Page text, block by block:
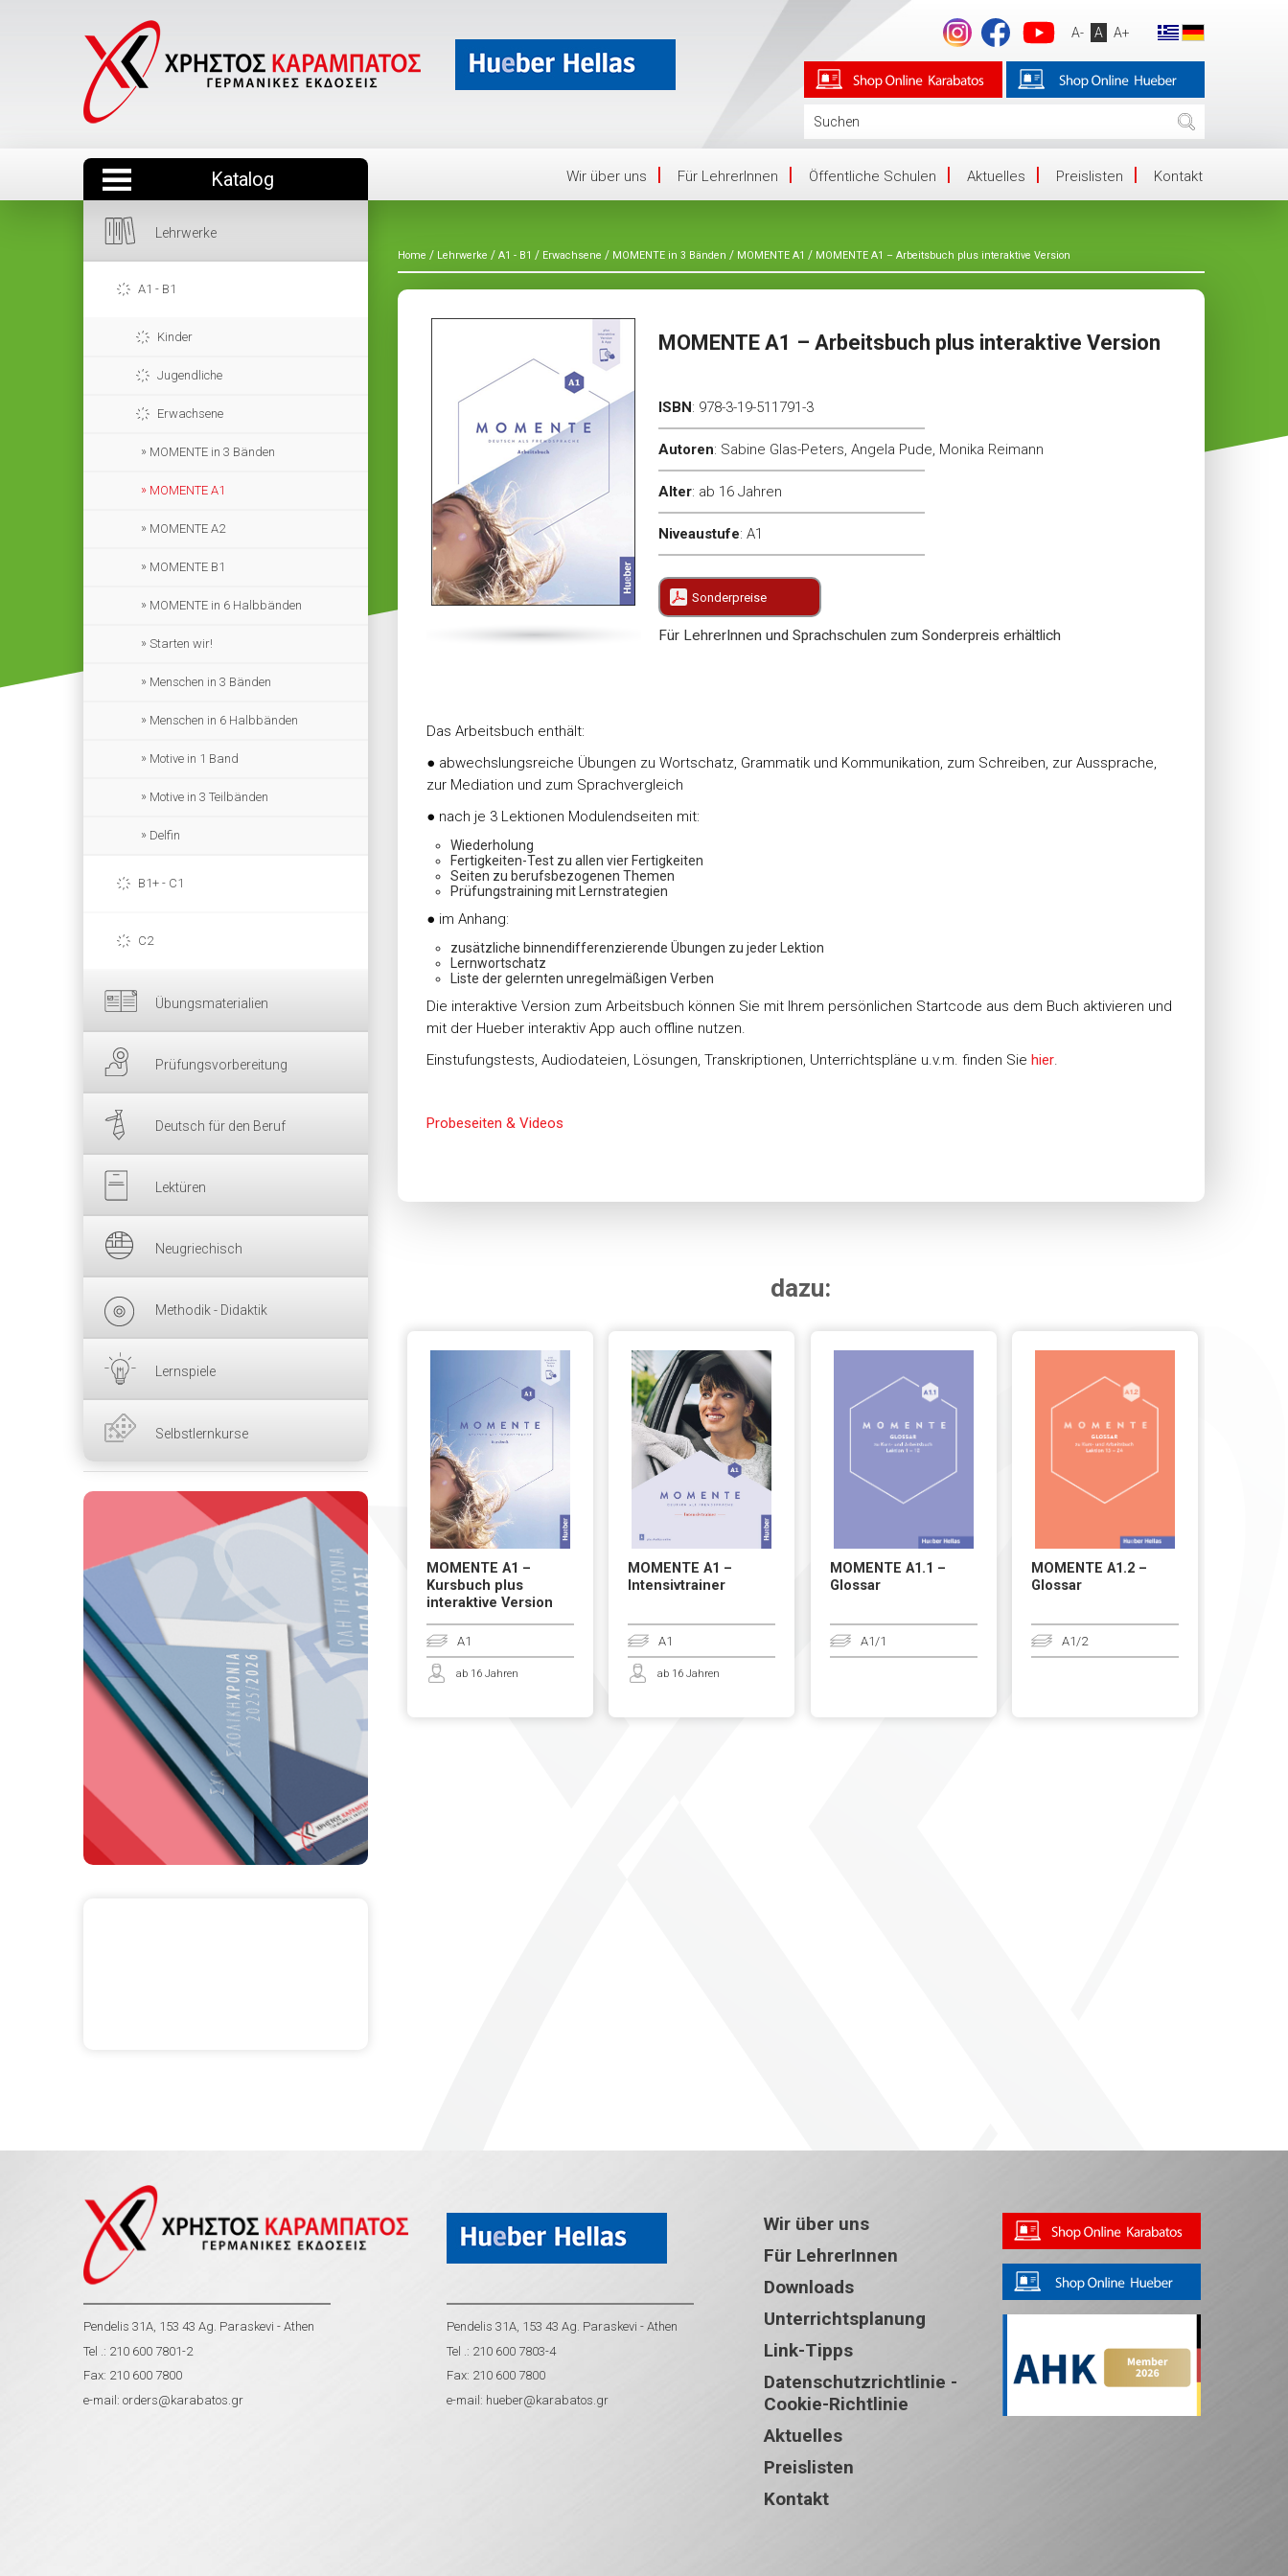
A- A A+
Katalog Wir über uns Für LehrerInnen Öffentliche Schulen Aktuelles Preislisten Kontakt
Lehrwerke
A1 - B1
Kinder
Jugendliche
Erwachsene
MOMENTE in 3 Bänden
MOMENTE A1
MOMENTE A2
MOMENTE B1
MOMENTE in 6 Halbbänden
Starten wir!
Menschen in 3 Bänden
Menschen in 6 Halbbänden
Motive in 1 Band
Motive in 3 Teilbänden
Delfin
B1+ - C1
C2
Übungsmaterialien
Prüfungsvorbereitung
Deutsch für den Beruf
Lektüren
Neugriechisch
Methodik - Didaktik
Lernspiele
Selbstlernkurse
Home / Lehrwerke / A1 - B1 / Erwachsene / MOMENTE in 3 Bänden / MOMENTE A1 / MOMENTE A1 – Arbeitsbuch plus interaktive Version
MOMENTE A1 – Arbeitsbuch plus interaktive Version
ISBN: 978-3-19-511791-3
Autoren: Sabine Glas-Peters, Angela Pude, Monika Reimann
Alter: ab 16 Jahren
Niveaustufe:A1
Sonderpreise
Für LehrerInnen und Sprachschulen zum Sonderpreis erhältlich
Das Arbeitsbuch enthält:
● abwechslungsreiche Übungen zu Wortschatz, Grammatik und Kommunikation, zum Schreiben, zur Aussprache,
zur Mediation und zum Sprachvergleich
● nach je 3 Lektionen Modulendseiten mit:
Wiederholung
Fertigkeiten-Test zu allen vier Fertigkeiten
Seiten zu berufsbezogenen Themen
Prüfungstraining mit Lernstrategien
● im Anhang:
zusätzliche binnendifferenzierende Übungen zu jeder Lektion
Lernwortschatz
Liste der gelernten unregelmäßigen Verben
Die interaktive Version zum Arbeitsbuch können Sie mit Ihrem persönlichen Startcode aus dem Buch aktivieren und
mit der Hueber interaktiv App auch offline nutzen.
Einstufungstests, Audiodateien, Lösungen, Transkriptionen, Unterrichtspläne u.v.m. finden Sie hier.
Probeseiten & Videos
dazu:
MOMENTE A1 –
Kursbuch plus
interaktive Version
A1
ab 16 Jahren
MOMENTE A1 –
Intensivtrainer
A1
ab 16 Jahren
MOMENTE A1.1 –
Glossar
A1/1
MOMENTE A1.2 –
Glossar
A1/2
Pendelis 31A, 153 43 Ag. Paraskevi - Athen
Tel .: 210 600 7801-2
Fax: 210 600 7800
e-mail: orders@karabatos.gr
Pendelis 31A, 153 43 Ag. Paraskevi - Athen
Tel .: 210 600 7803-4
Fax: 210 600 7800
e-mail: hueber@karabatos.gr
Wir über uns
Für LehrerInnen
Downloads
Unterrichtsplanung
Link-Tipps
Datenschutzrichtlinie -
Cookie-Richtlinie
Aktuelles
Preislisten
Kontakt